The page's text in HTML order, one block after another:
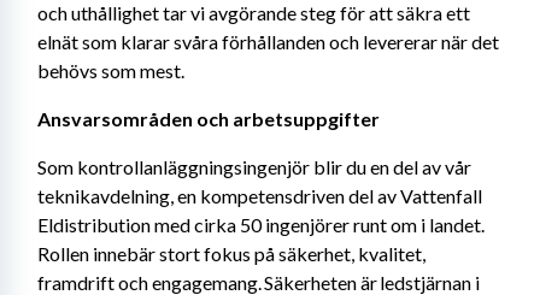
och uthållighet tar vi avgörande steg för att säkra ett
elnät som klarar svåra förhållanden och levererar när det
behövs som mest.
Ansvarsområden och arbetsuppgifter
Som kontrollanläggningsingenjör blir du en del av vår
teknikavdelning, en kompetensdriven del av Vattenfall
Eldistribution med cirka 50 ingenjörer runt om i landet.
Rollen innebär stort fokus på säkerhet, kvalitet,
framdrift och engagemang. Säkerheten är ledstjärnan i